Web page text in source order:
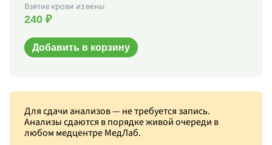
Для сдачи анализов — не требуется запись.
Анализы сдаются в порядке живой очереди в
любом медцентре МедЛаб.
Взятие крови из вены
240 ₽
Добавить в корзину